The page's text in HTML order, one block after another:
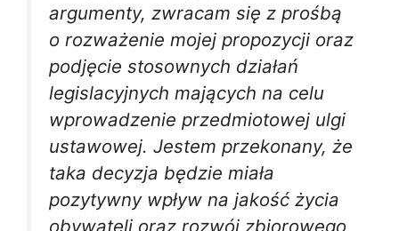
argumenty, zwracam się z prośbą
o rozważenie mojej propozycji oraz
podjęcie stosownych działań
legislacyjnych mających na celu
wprowadzenie przedmiotowej ulgi
ustawowej. Jestem przekonany, że
taka decyzja będzie miała
pozytywny wpływ na jakość życia
obywateli oraz rozwój zbiorowego